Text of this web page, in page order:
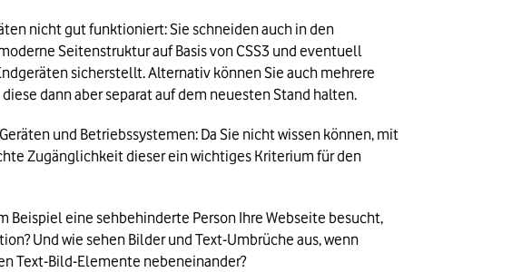
nicht gut funktioniert: Sie schneiden auch in den
Seitenstruktur auf Basis von CSS3 und eventuell
sicherstellt. Alternativ können Sie auch mehrere
dann aber separat auf dem neuesten Stand halten.
und Betriebssystemen: Da Sie nicht wissen können, mit
Zugänglichkeit dieser ein wichtiges Kriterium für den
eine sehbehinderte Person Ihre Webseite besucht,
Und wie sehen Bilder und Text-Umbrüche aus, wenn
Text-Bild-Elemente nebeneinander?